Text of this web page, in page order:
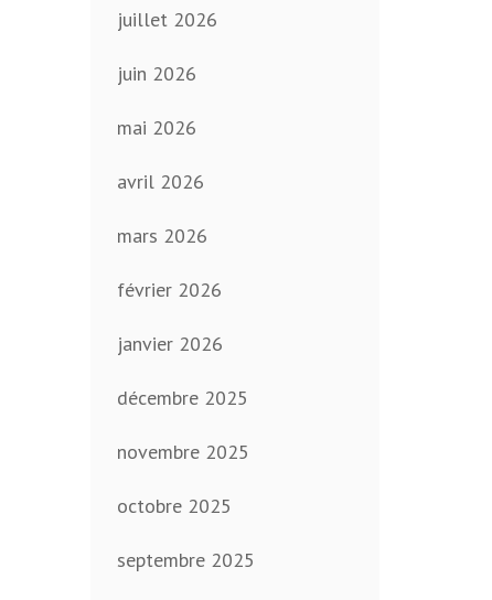
juillet 2026
juin 2026
mai 2026
avril 2026
mars 2026
février 2026
janvier 2026
décembre 2025
novembre 2025
octobre 2025
septembre 2025